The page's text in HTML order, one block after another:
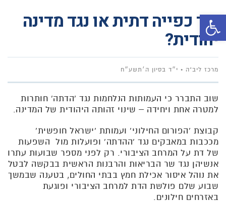
פתח סרגל נגישות
נגד כפייה דתית או נגד מדינה
יהודית?
מרכז ליב"ה י״ד בסיון ה׳תשע״ח
שוב התברר כי העמותות הנלחמות נגד 'הדתה' חותרות
למטרה אחת ויחידה – שינוי זהותה היהודית של המדינה.
קבוצת 'הפורום החילוני' ועמותת 'ישראל חופשית'
מככבות במאבקים נגד 'ההדתה' ופועלות מול השפעות
של דת על המרחב הציבורי. רק לפני מספר שבועות עתרו
אנשיהן נגד שר הבריאות והרבנות הראשית בבקשה לבטל
את נוהל איסור אכילת חמץ בבתי החולים, בטענה שבמשך
שבוע שלם פולשת הדת למרחב הציבורי ופוגעת
באזרחים חילונים.